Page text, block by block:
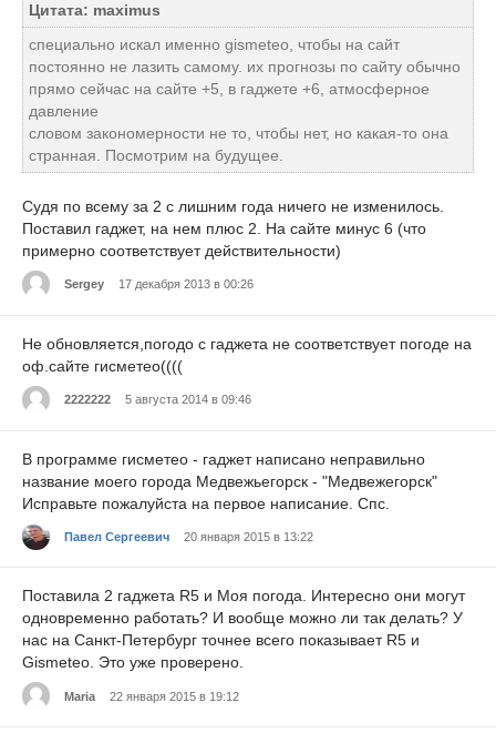
Цитата: maximus
специально искал именно gismeteo, чтобы на сайт
постоянно не лазить самому. их прогнозы по сайту обычно
прямо сейчас на сайте +5, в гаджете +6, атмосферное
давление
словом закономерности не то, чтобы нет, но какая-то она
странная. Посмотрим на будущее.
Судя по всему за 2 с лишним года ничего не изменилось.
Поставил гаджет, на нем плюс 2. На сайте минус 6 (что
примерно соответствует действительности)
Sergey 17 декабря 2013 в 00:26
Не обновляется,погодо с гаджета не соответствует погоде на
оф.сайте гисметео((((
2222222 5 августа 2014 в 09:46
В программе гисметео - гаджет написано неправильно
название моего города Медвежьегорск - "Медвежегорск"
Исправьте пожалуйста на первое написание. Спс.
Павел Сергеевич 20 января 2015 в 13:22
Поставила 2 гаджета R5 и Моя погода. Интересно они могут
одновременно работать? И вообще можно ли так делать? У
нас на Санкт-Петербург точнее всего показывает R5 и
Gismeteo. Это уже проверено.
Maria 22 января 2015 в 19:12